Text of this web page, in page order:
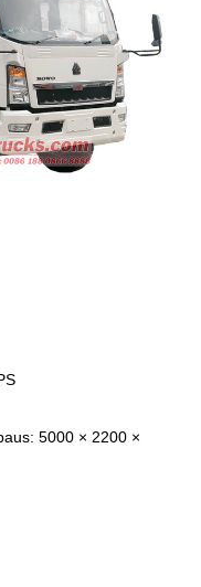
5000 × 2200 ×